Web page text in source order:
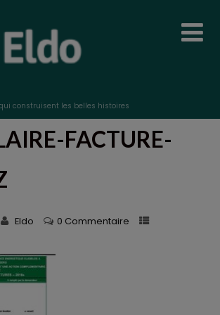
construisent les belles histoires
FACTURE-
Eldo 0 Commentaire